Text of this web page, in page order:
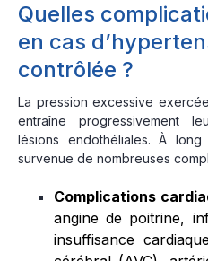
Quelles
en cas
contrôlée ?
La pression excessive
entraîne progressivement
lésions endothéliales. À
survenue de nombreuses
Complications
angine de poitrine,
insuffisance